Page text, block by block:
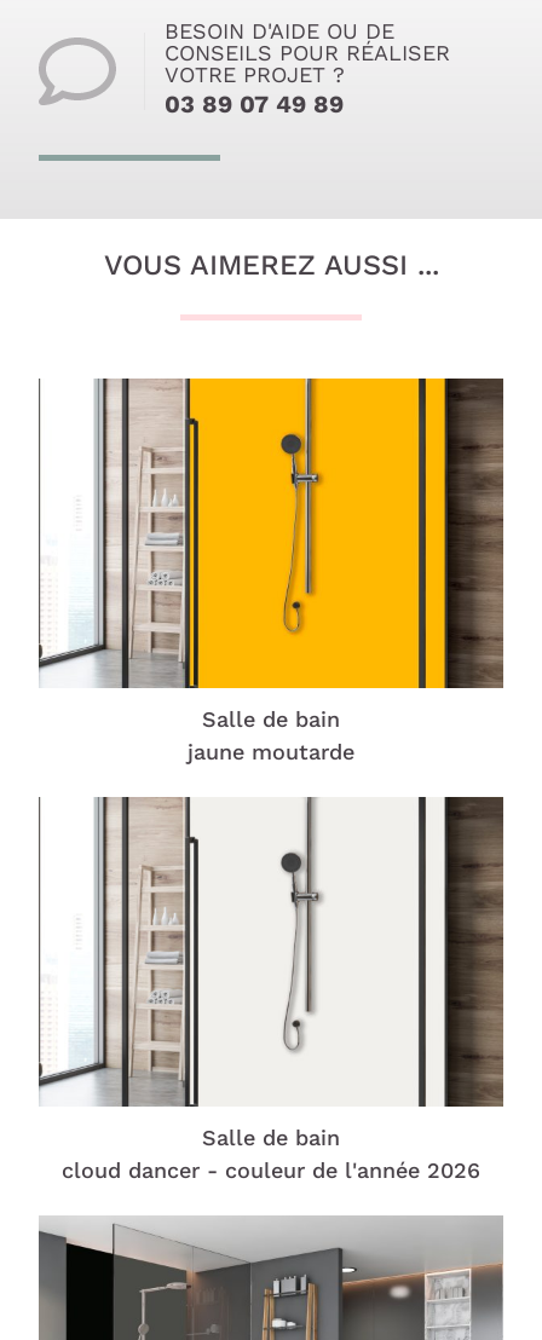
BESOIN D'AIDE OU DE
CONSEILS POUR RÉALISER
VOTRE PROJET ?
03 89 07 49 89
VOUS AIMEREZ AUSSI ...
Salle de bain
jaune moutarde
Salle de bain
cloud dancer - couleur de l'année 2026